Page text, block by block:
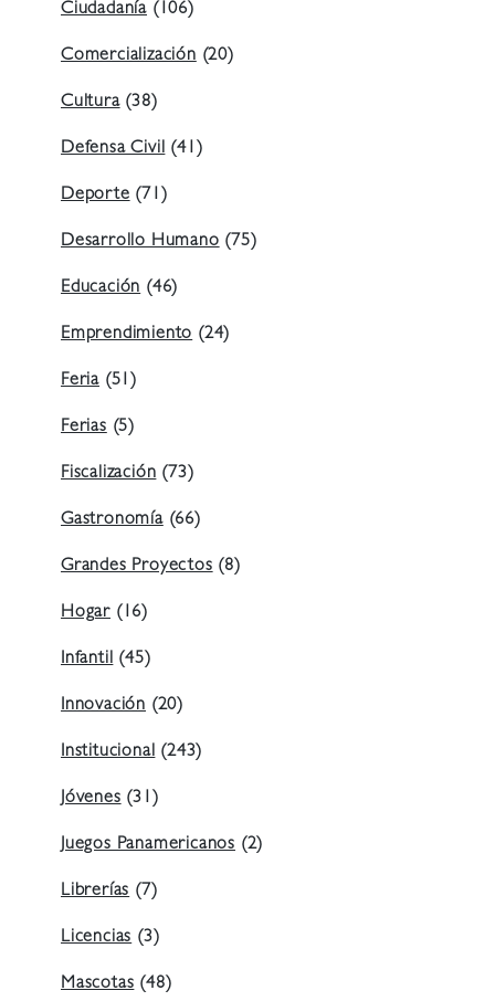
Ciudadanía (106)
Comercialización (20)
Cultura(38)
Defensa Civil (41)
Deporte (71)
Desarrollo Humano (75)
Educación (46)
Emprendimiento (24)
Feria (51)
Ferias (5)
Fiscalización (73)
Gastronomía(66)
Grandes Proyectos (8)
Hogar (16)
Infantil (45)
Innovación (20)
Institucional (243)
Jóvenes (31)
Juegos Panamericanos (2)
Librerías (7)
Licencias (3)
Mascotas (48)